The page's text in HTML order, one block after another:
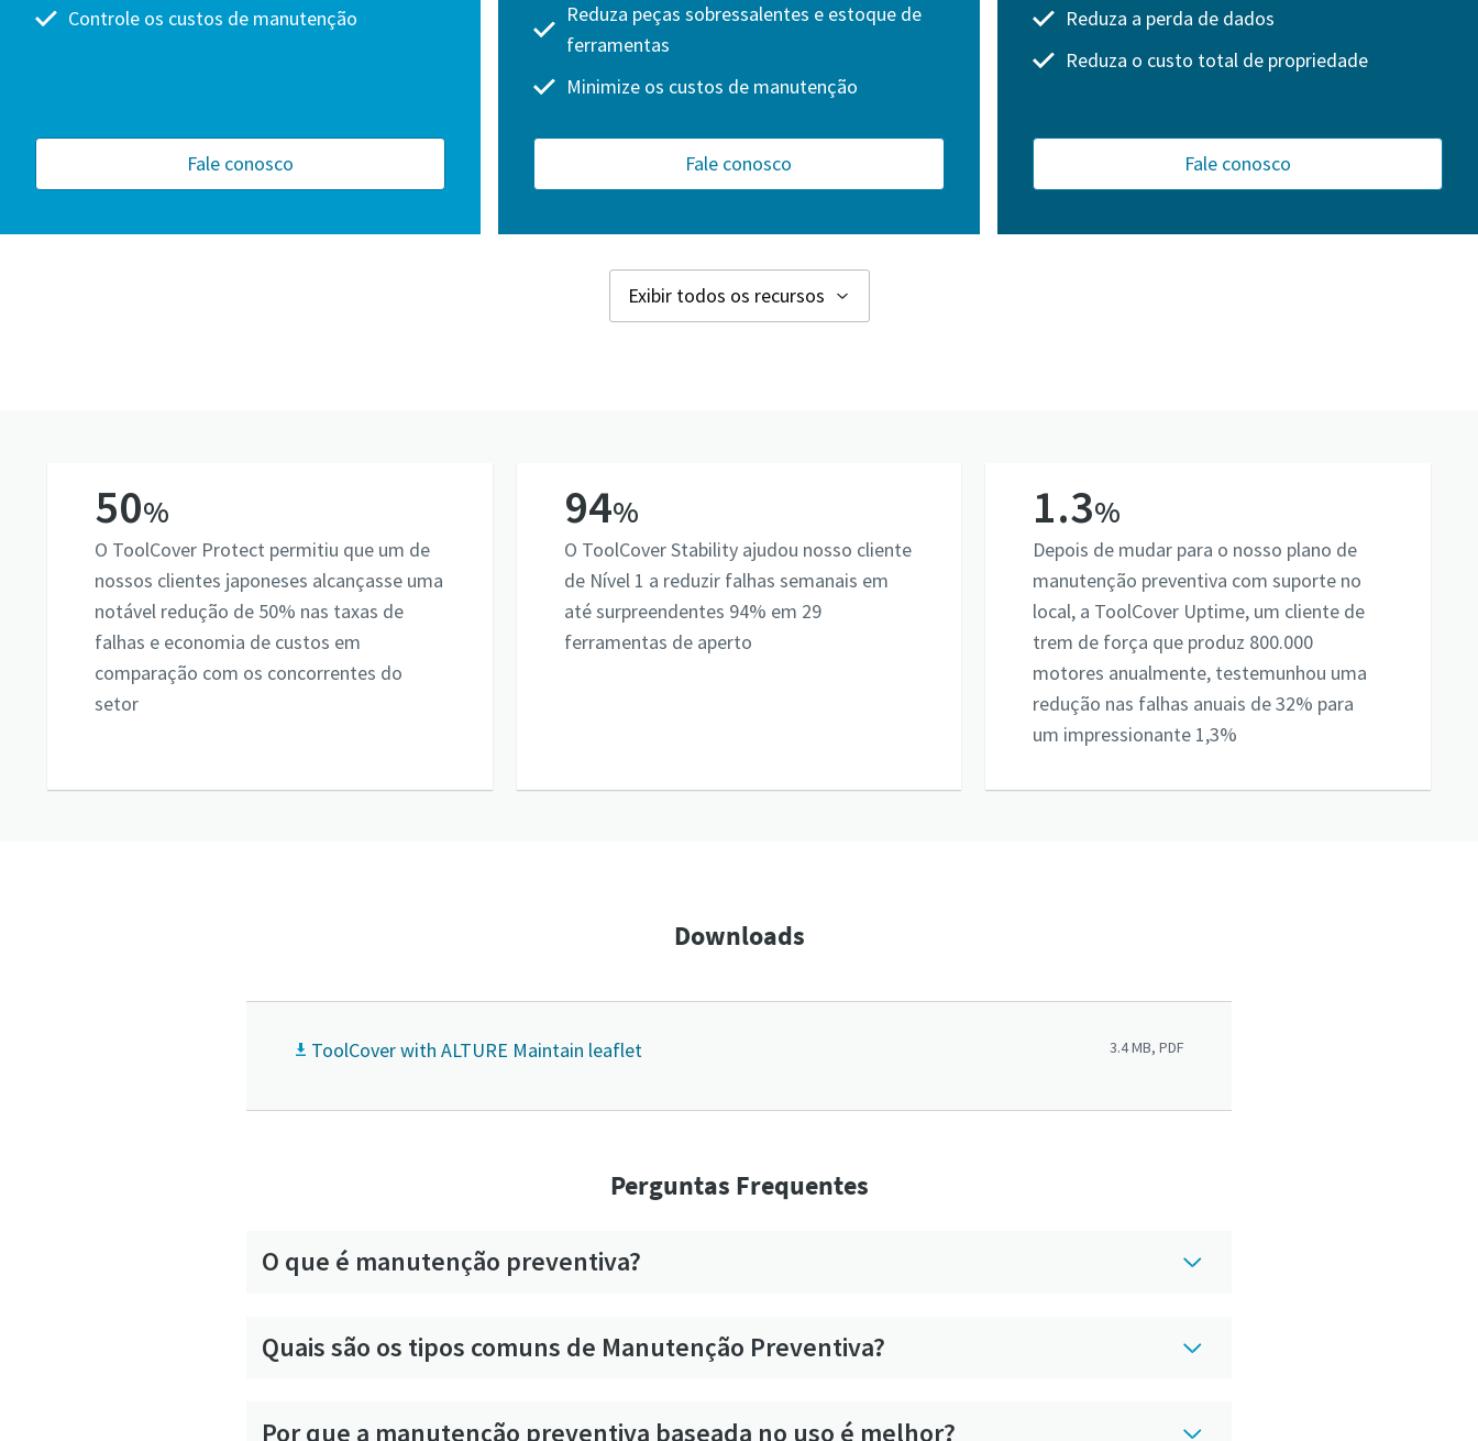
Controle os custos de manutenção
Fale conosco
Reduza peças sobressalentes e estoque de
ferramentas
Minimize os custos de manutenção
Fale conosco
Reduza a perda de dados
Reduza o custo total de propriedade
Fale conosco
Exibir todos os recursos
50%
O ToolCover Protect permitiu que um de
nossos clientes japoneses alcançasse uma
notável redução de 50% nas taxas de
falhas e economia de custos em
comparação com os concorrentes do
setor
94%
O ToolCover Stability ajudou nosso cliente
de Nível 1 a reduzir falhas semanais em
até surpreendentes 94% em 29
ferramentas de aperto
1.3%
Depois de mudar para o nosso plano de
manutenção preventiva com suporte no
local, a ToolCover Uptime, um cliente de
trem de força que produz 800.000
motores anualmente, testemunhou uma
redução nas falhas anuais de 32% para
um impressionante 1,3%
Downloads
ToolCover with ALTURE Maintain leaflet 3.4 MB, PDF
Perguntas Frequentes
O que é manutenção preventiva?
Quais são os tipos comuns de Manutenção Preventiva?
Por que a manutenção preventiva baseada no uso é melhor?